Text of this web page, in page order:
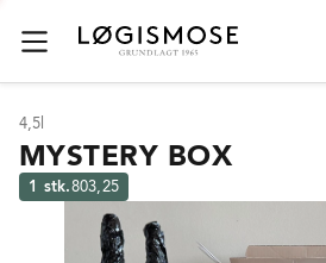
4,5l
MYSTERY BOX
1 stk.803,25